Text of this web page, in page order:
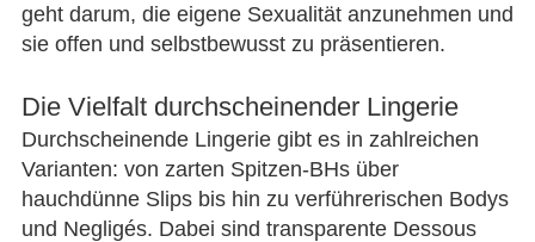
geht darum, die eigene Sexualität anzunehmen und
sie offen und selbstbewusst zu präsentieren.
Die Vielfalt durchscheinender Lingerie
Durchscheinende Lingerie gibt es in zahlreichen
Varianten: von zarten Spitzen-BHs über
hauchdünne Slips bis hin zu verführerischen Bodys
und Negligés. Dabei sind transparente Dessous